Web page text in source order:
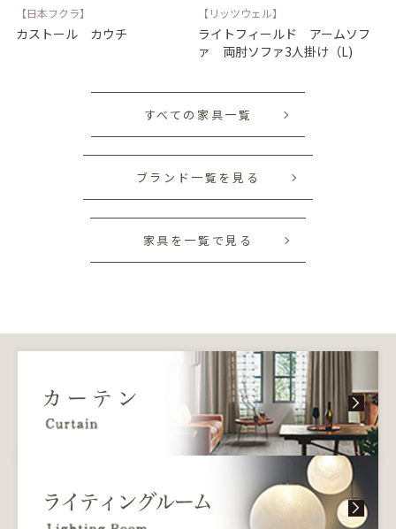
【日本フクラ】
カストール カウチ
【リッツウェル】
ライトフィールド アームソフ
ァ 両肘ソファ3人掛け（L)
すべての家具一覧
ブランド一覧を見る
家具を一覧で見る